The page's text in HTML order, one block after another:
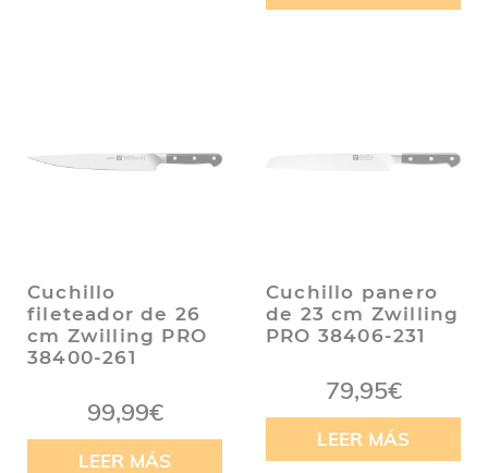
Cuchillo
fileteador de 26
cm Zwilling PRO
38400-261
99,99€
LEER MÁS
Cuchillo panero
de 23 cm Zwilling
PRO 38406-231
79,95€
LEER MÁS